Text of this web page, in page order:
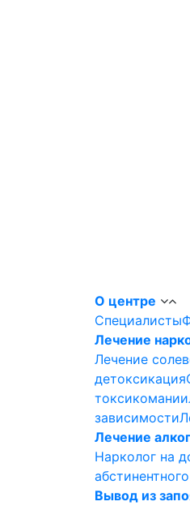
О центре
Специалисты
Лечение
Лечение
детоксикация
токсикомании
зависимости
Лечение
Нарколог на
Вывод из